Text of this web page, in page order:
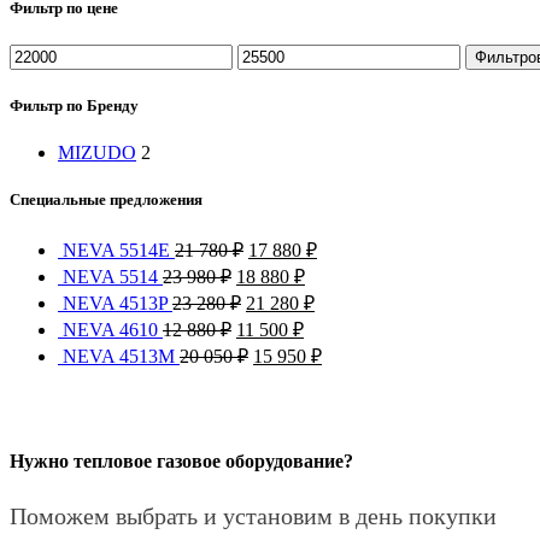
Фильтр по цене
Фильтр по Бренду
MIZUDO 2
Специальные предложения
NEVA 5514Е 21 780₽ 17 880 ₽
NEVA 5514 23 980₽ 18 880 ₽
NEVA 4513P23 280₽ 21 280 ₽
NEVA 4610 12 880₽ 11 500 ₽
NEVA 4513M 20 050₽ 15 950 ₽
Нужно тепловое газовое оборудование?
Поможем выбрать и установим в день покупки